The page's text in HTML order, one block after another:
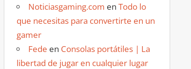
Noticiasgaming.com enTodo lo
que necesitas para convertirte en un
gamer
Fede en Consolas portátiles | La
libertad de jugar en cualquier lugar